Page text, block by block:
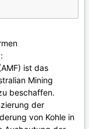
ist das
Mining
beschaffen.
der
von Kohle in